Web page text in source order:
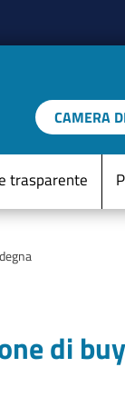
CAMERA
trasparente
di